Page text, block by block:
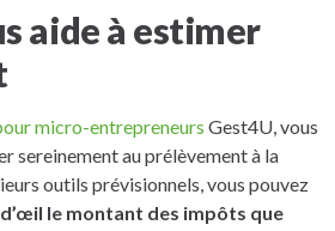
aide à estimer
micro-entrepreneurs Gest4U, vous
sereinement au prélèvement à la
outils prévisionnels, vous pouvez
le montant des impôts que